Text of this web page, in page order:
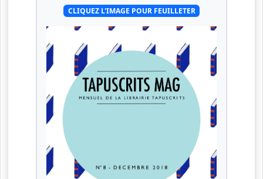
CLIQUEZ L'IMAGE POUR FEUILLETER